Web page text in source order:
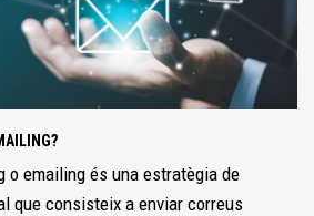
o emailing és una estratègia de
que consisteix a enviar correus